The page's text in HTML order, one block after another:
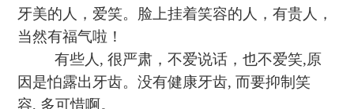
牙美的人，爱笑。脸上挂着笑容的人，有贵人，
当然有福气啦！
有些人 ,很严肃，不爱说话，也不爱笑,原
因是怕露出牙齿。没有健康牙齿,而要抑制笑
容, 多可惜啊。